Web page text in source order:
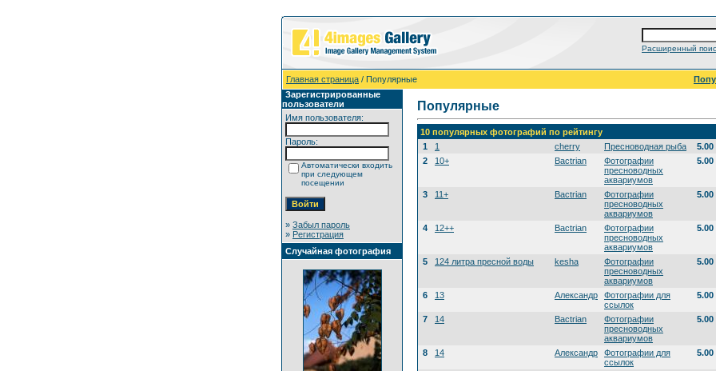
Расширенный
Главная страница / Популярные
Зарегистрированные
пользователи
Имя пользователя:
Пароль:
Автоматически входить
при следующем
посещении
» Забыл пароль
» Регистрация
Случайная фотография
Популярные
10 популярных фотографий по рейтингу
1
1 cherry Пресноводная рыба 5.00
2
10+ Bactrian
Фотографии
пресноводных
аквариумов
5.00
3 11+ Bactrian
Фотографии
пресноводных
аквариумов
5.00
4 12++ Bactrian
Фотографии
пресноводных
аквариумов
5.00
5 124 литра пресной воды kesha
Фотографии
пресноводных
аквариумов
5.00
6 13 Александр
Фотографии для
ссылок
5.00
7 14 Bactrian
Фотографии
пресноводных
аквариумов
5.00
8 14 Александр
Фотографии для
ссылок
5.00